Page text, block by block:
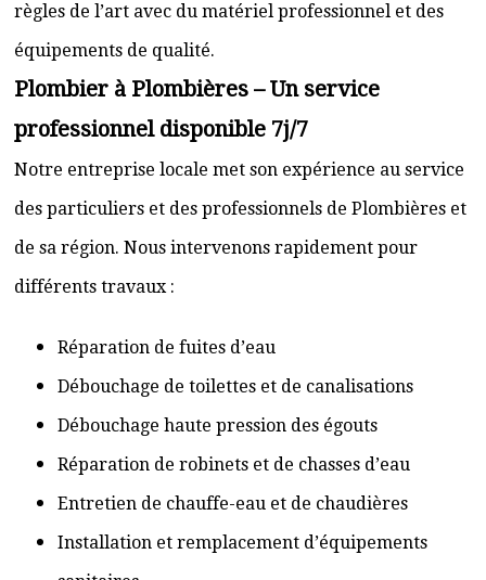
règles de l’art avec du matériel professionnel et des
équipements de qualité.
Plombier à Plombières – Un service
professionnel disponible 7j/7
Notre entreprise locale met son expérience au service
des particuliers et des professionnels de Plombières et
de sa région. Nous intervenons rapidement pour
différents travaux :
Réparation de fuites d’eau
Débouchage de toilettes et de canalisations
Débouchage haute pression des égouts
Réparation de robinets et de chasses d’eau
Entretien de chauffe-eau et de chaudières
Installation et remplacement d’équipements